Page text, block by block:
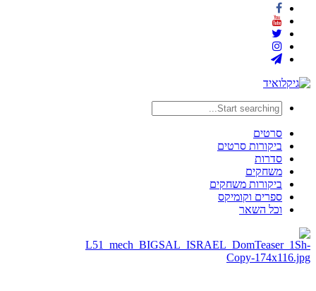
סרטים
ביקורות סרטים
סדרות
משחקים
ביקורות משחקים
ספרים וקומיקס
וכל השאר